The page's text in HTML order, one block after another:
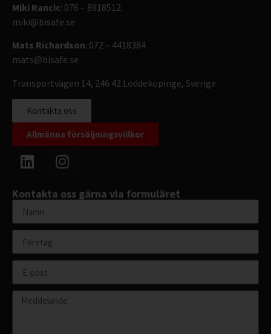
Miki Rancic: 076 – 8918512
miki@bisafe.se
Mats Richardson: 072 – 4418384
mats@bisafe.se
Transportvägen 14, 246 42 Löddeköpinge, Sverige
Kontakta oss
Allmänna försäljningsvillkor
Kontakta oss gärna via formuläret